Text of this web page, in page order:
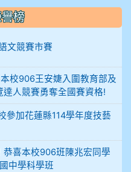
12.16%
5
榜
文競賽市賽
校906王安婕入圍教育部及
人競賽勇奪全國賽資格!
加花蓮縣114學年度技藝
喜本校906班陳兆宏同學
中學科學班